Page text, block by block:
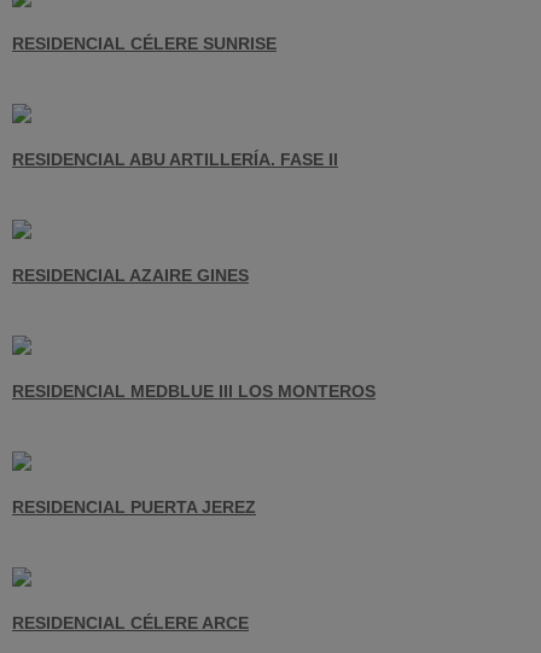
RESIDENCIAL CÉLERE SUNRISE
RESIDENCIAL ABU ARTILLERÍA. FASE II
RESIDENCIAL AZAIRE GINES
RESIDENCIAL MEDBLUE III LOS MONTEROS
RESIDENCIAL PUERTA JEREZ
RESIDENCIAL CÉLERE ARCE